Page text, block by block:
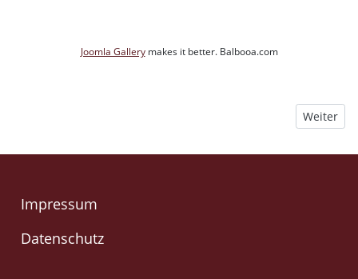
Joomla Gallerymakes it better. Balbooa.com
Nächster
Weiter
Impressum
Datenschutz